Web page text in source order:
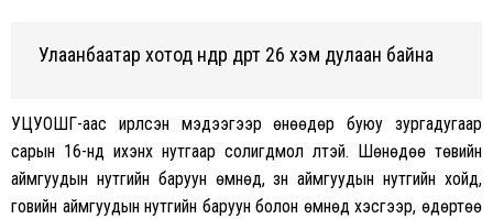
Улаанбаатар хотод өнөөдөр өдөртөө 26 хэм дулаан байна
УЦУОШГ-аас ирүүлсэн мэдээгээр өнөөдөр буюу зургадугаар
сарын 16-нд ихэнх нутгаар солигдмол үүлтэй. Шөнөдөө төвийн
аймгуудын нутгийн баруун өмнөд, зүүн аймгуудын нутгийн хойд,
говийн аймгуудын нутгийн баруун болон өмнөд хэсгээр, өдөртөө